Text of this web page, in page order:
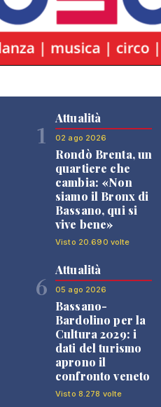
1
Attualità
02 ago 2026
Rondò Brenta, un
quartiere che
cambia: «Non
siamo il Bronx di
Bassano, qui si
vive bene»
Visto 20.690 volte
6
Attualità
05 ago 2026
Bassano-
Bardolino per la
Cultura 2029: i
dati del turismo
aprono il
confronto veneto
Visto 8.278 volte